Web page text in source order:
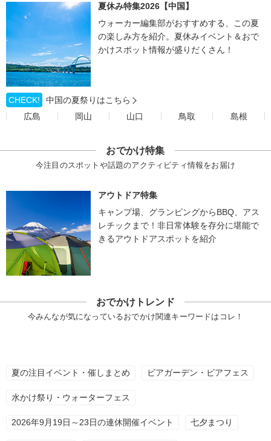
夏休み特集2026【中国】
ウォーカー編集部がおすすめする、この夏
の楽しみ方を紹介。夏休みイベント＆おで
かけスポット情報が盛りだくさん！
CHECK!
中国の夏祭りはこちら
広島
岡山 山口 鳥取 島根
おでかけ特集
今注目のスポットや話題のアクティビティ情報をお届け
アウトドア特集
キャンプ場、グランピングからBBQ、アス
レチックまで！非日常体験を存分に堪能で
きるアウトドアスポットを紹介
おでかけトレンド
今みんなが気になっているおでかけ関連キーワードはコレ！
夏の注目イベント・催しまとめ ビアガーデン・ビアフェス
水かけ祭り・ウォーターフェス
2026年9月19日～23日の連休開催イベント 七夕まつり